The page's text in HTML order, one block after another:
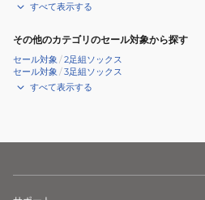
すべて表示する
その他のカテゴリのセール対象から探す
セール対象 /2足組ソックス
セール対象 /3足組ソックス
すべて表示する